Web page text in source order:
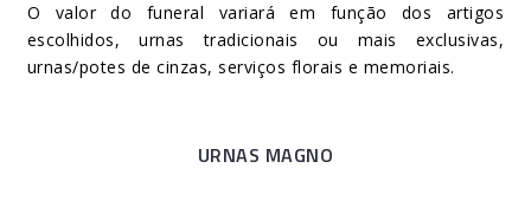
O valor do funeral variará em função dos artigos
escolhidos, urnas tradicionais ou mais exclusivas,
urnas/potes de cinzas, serviços florais e memoriais.
URNAS MAGNO